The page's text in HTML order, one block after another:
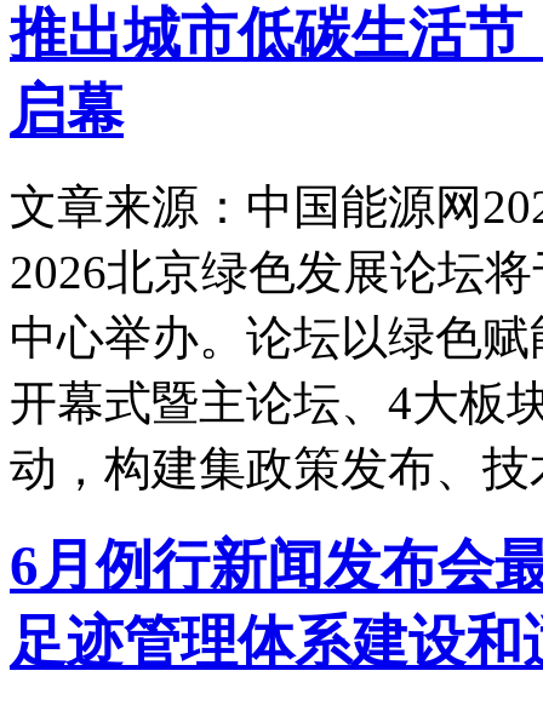
推出城市低碳生活
启幕
文章来源：中国能源网
2026北京绿色发展论坛
中心举办。论坛以绿色
开幕式暨主论坛、4大板
动，构建集政策发布、技
6月例行新闻发布会
足迹管理体系建设